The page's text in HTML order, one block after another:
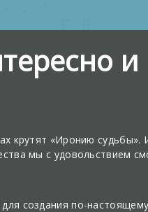
и
крутят «Иронию судьбы».
мы с удовольствием
создания по-